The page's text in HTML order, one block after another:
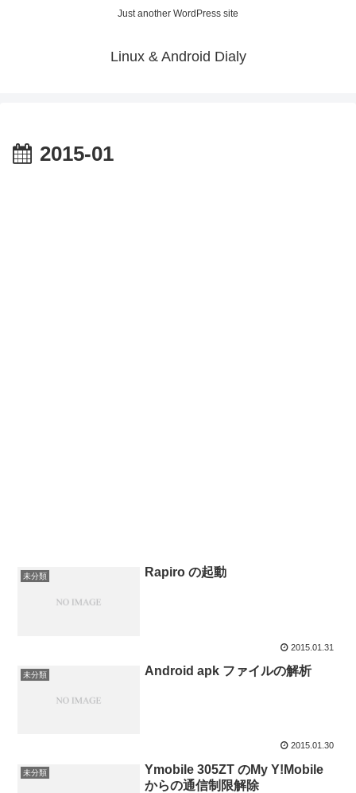
Just another WordPress site
Linux & Android Dialy
2015-01
未分類 Rapiro の起動
2015.01.31
未分類 Android apk ファイルの解析
2015.01.30
未分類
Ymobile 305ZT のMy Y!Mobile
からの通信制限解除